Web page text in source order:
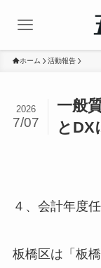
ホーム 活動報告
一般
とDX
2026
7/07
４、会計年度
板橋区は「板